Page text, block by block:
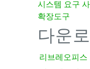
시스템 요구
확장도구
다운
리브레오피스